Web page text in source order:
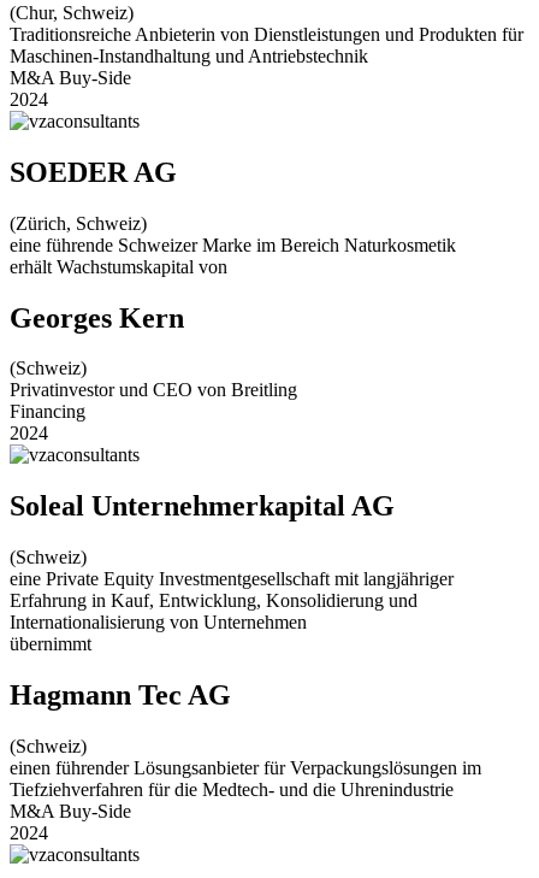
(Chur, Schweiz)
Traditionsreiche Anbieterin von Dienstleistungen und Produkten für
Maschinen-Instandhaltung und Antriebstechnik
M&A Buy-Side
2024
SOEDER AG
(Zürich, Schweiz)
eine führende Schweizer Marke im Bereich Naturkosmetik
erhält Wachstumskapital von
Georges Kern
(Schweiz)
Privatinvestor und CEO von Breitling
Financing
2024
Soleal Unternehmerkapital AG
(Schweiz)
eine Private Equity Investmentgesellschaft mit langjähriger
Erfahrung in Kauf, Entwicklung, Konsolidierung und
Internationalisierung von Unternehmen
übernimmt
Hagmann Tec AG
(Schweiz)
einen führender Lösungsanbieter für Verpackungslösungen im
Tiefziehverfahren für die Medtech- und die Uhrenindustrie
M&A Buy-Side
2024